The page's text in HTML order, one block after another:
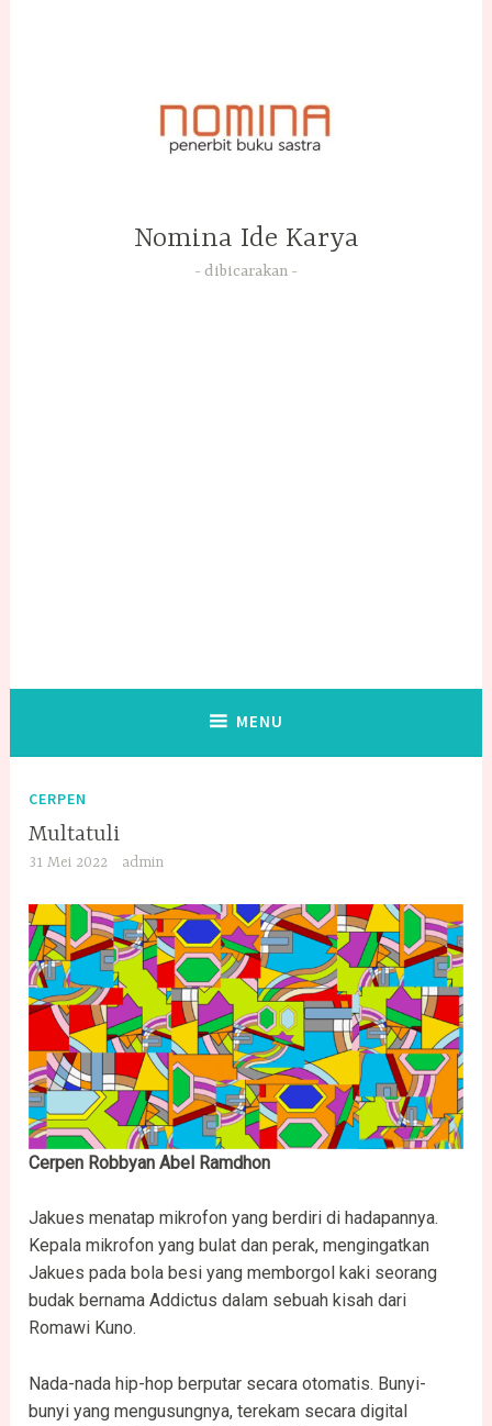
Nomina Ide Karya
dibicarakan
MENU
CERPEN
Multatuli
31 Mei 2022 admin
Cerpen Robbyan Abel Ramdhon
Jakues menatap mikrofon yang berdiri di hadapannya.
Kepala mikrofon yang bulat dan perak, mengingatkan
Jakues pada bola besi yang memborgol kaki seorang
budak bernama Addictus dalam sebuah kisah dari
Romawi Kuno.
Nada-nada hip-hop berputar secara otomatis. Bunyi-
bunyi yang mengusungnya, terekam secara digital